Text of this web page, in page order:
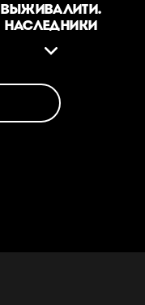
ВЫЖИВАЛИТИ.
НАСЛЕДНИКИ